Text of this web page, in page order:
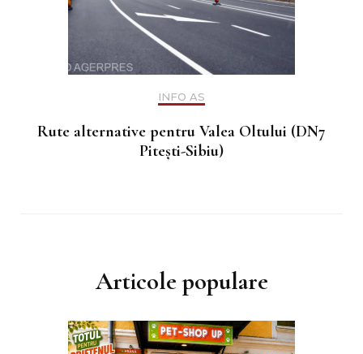
INFO AS
Rute alternative pentru Valea Oltului (DN7
Pitești-Sibiu)
Articole populare